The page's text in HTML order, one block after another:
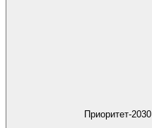
Приоритет-2030